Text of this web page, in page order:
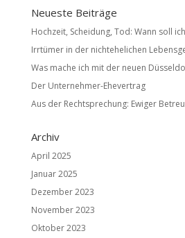
Neueste Beiträge
Hochzeit, Scheidung, Tod: Wann soll
Irrtümer in der nichtehelichen
Was mache ich mit der neuen
Der Unternehmer-Ehevertrag
Aus der Rechtsprechung: Ewiger
Archiv
April 2025
Januar 2025
Dezember 2023
November 2023
Oktober 2023